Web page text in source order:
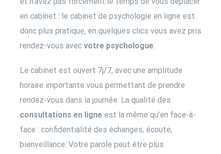
en cabinet : le cabinet de psychologie en ligne est
donc plus pratique, en quelques clics vous avez pris
rendez-vous avec votre psychologue.
Le cabinet est ouvert 7j/7, avec une amplitude
horaire importante vous permettant de prendre
rendez-vous dans la journée. La qualité des
consultations en ligne est la même qu’en face-à-
face : confidentialité des échanges, écoute,
bienveillance. Votre parole peut être plus